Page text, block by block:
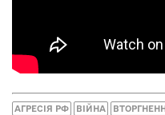
АГРЕСІЯ РФ ВІЙНА